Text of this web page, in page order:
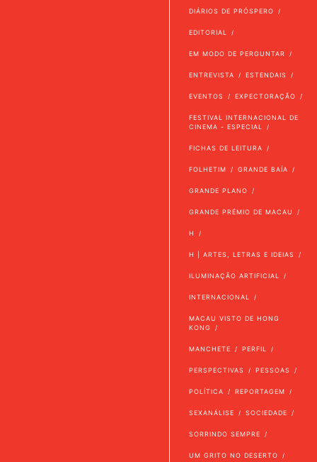
DIÁRIOS DE PRÓSPERO
EDITORIAL
EM MODO DE PERGUNTAR
ENTREVISTA ESTENDAIS
EVENTOS EXPECTORAÇÃO
FESTIVAL INTERNACIONAL DE
CINEMA - ESPECIAL
FICHAS DE LEITURA
FOLHETIM GRANDE BAÍA
GRANDE PLANO
GRANDE PRÉMIO DE MACAU
H
H | ARTES, LETRAS E IDEIAS
ILUMINAÇÃO ARTIFICIAL
INTERNACIONAL
MACAU VISTO DE HONG
KONG
MANCHETE PERFIL
PERSPECTIVAS PESSOAS
POLÍTICA REPORTAGEM
SEXANÁLISE SOCIEDADE
SORRINDO SEMPRE
UM GRITO NO DESERTO